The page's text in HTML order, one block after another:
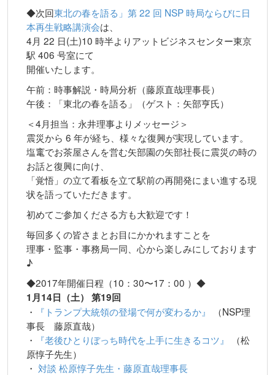
◆次回東北の春を語る」第 22 回 NSP 時局ならびに日
本再生戦略講演会は、
4月 22 日(土)10 時半よりアットビジネスセンター東京
駅 406 号室にて
開催いたします。
午前：時事解説・時局分析（藤原直哉理事長）
午後：「東北の春を語る」（ゲスト：矢部亨氏）
＜4月担当：永井理事よりメッセージ＞
震災から 6 年が経ち、様々な復興が実現しています。
塩竃でお茶屋さんを営む矢部園の矢部社長に震災の時の
お話と復興に向け、
「覚悟」の立て看板を立て駅前の再開発にまい進する現
状を語っていただきます。
初めてご参加くださる方も大歓迎です！
毎回多くの皆さまとお目にかかれますことを
理事・監事・事務局一同、心から楽しみにしております
♪
◆2017年開催日程（10：30〜17：00 ）◆
1月14日（土） 第19回
・
『トランプ大統領の登場で何が変わるか』
（NSP理
事長 藤原直哉）
・
『老後ひとりぼっち時代を上手に生きるコツ』
（松
原惇子先生）
・ 対談 松原惇⼦先⽣・藤原直哉理事⻑